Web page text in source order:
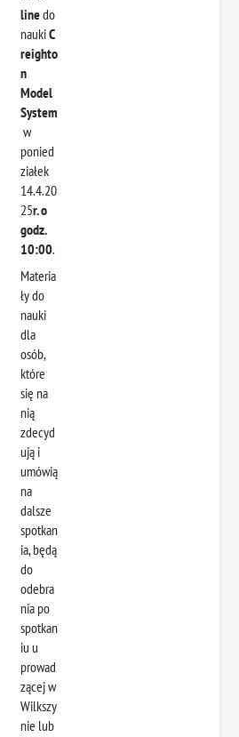
linedo
naukiC
reighto
n
Model
System
w
ponied
ziałek
14.4.20
25r. o
godz.
10:00.
Materia
ły do
nauki
dla
osób,
które
się na
nią
zdecyd
ują i
umówią
na
dalsze
spotkan
ia, będą
do
odebra
nia po
spotkan
iu u
prowad
zącej w
Wilkszy
nie lub